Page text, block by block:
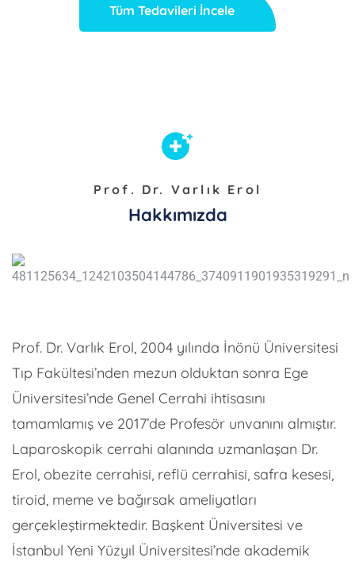
Tüm Tedavileri İncele
Prof. Dr. Varlık Erol
Hakkımızda
Prof. Dr. Varlık Erol, 2004 yılında İnönü Üniversitesi
Tıp Fakültesi’nden mezun olduktan sonra Ege
Üniversitesi’nde Genel Cerrahi ihtisasını
tamamlamış ve 2017’de Profesör unvanını almıştır.
Laparoskopik cerrahi alanında uzmanlaşan Dr.
Erol, obezite cerrahisi, reflü cerrahisi, safra kesesi,
tiroid, meme ve bağırsak ameliyatları
gerçekleştirmektedir. Başkent Üniversitesi ve
İstanbul Yeni Yüzyıl Üniversitesi’nde akademik